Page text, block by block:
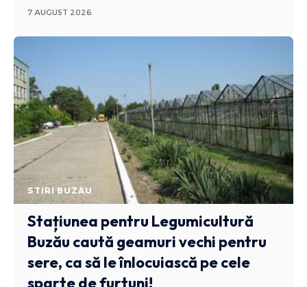
7 AUGUST 2026
STIRI BUZAU
Stațiunea pentru Legumicultură
Buzău caută geamuri vechi pentru
sere, ca să le înlocuiască pe cele
sparte de furtuni!